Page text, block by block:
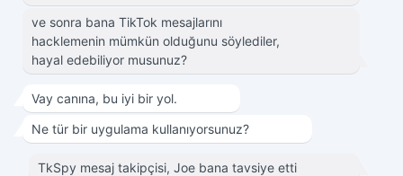
ve sonra bana TikTok mesajlarını
hacklemenin mümkün olduğunu söylediler,
hayal edebiliyor musunuz?
Vay canına, bu iyi bir yol.
Ne tür bir uygulama kullanıyorsunuz?
TkSpy mesaj takipçisi, Joe bana tavsiye etti